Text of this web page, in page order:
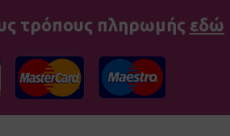
τρόπους πληρωμής εδώ